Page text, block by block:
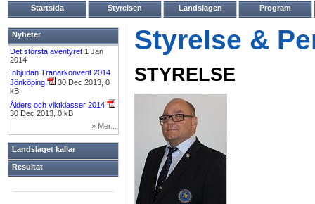
Startsida Styrelsen Landslagen Program
Nyheter
Det största äventyret 1 Jan
2014
Inbjudan Tränarkonvent 2014
Jönköping
30 Dec 2013, 0
kB
Ålders och viktklasser 2014
30 Dec 2013, 0 kB
» Mer...
Landslaget kallar
Resultat
Styrelse &
STYRELSE